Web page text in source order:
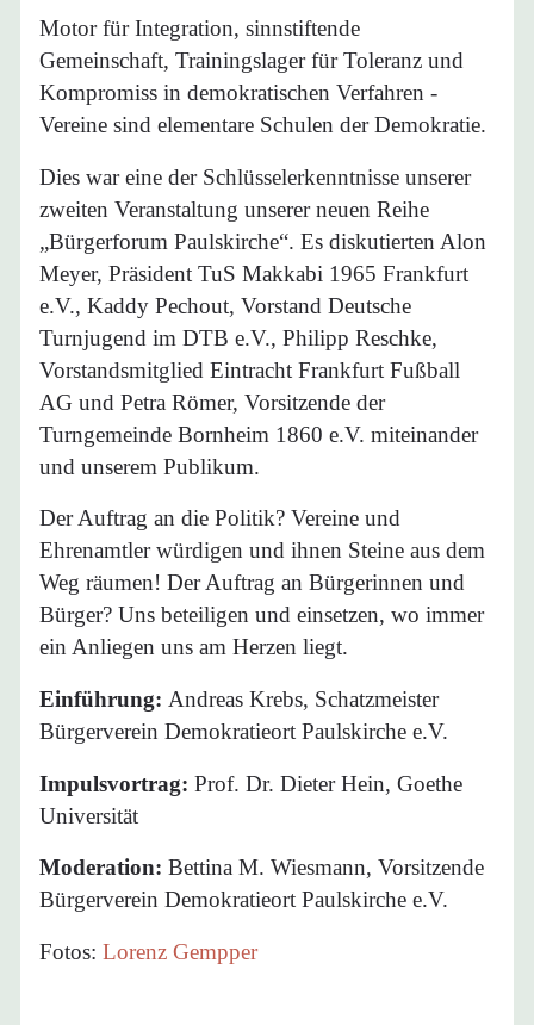
Motor für Integration, sinnstiftende
Gemeinschaft, Trainingslager für Toleranz und
Kompromiss in demokratischen Verfahren -
Vereine sind elementare Schulen der Demokratie.
Dies war eine der Schlüsselerkenntnisse unserer
zweiten Veranstaltung unserer neuen Reihe
„Bürgerforum Paulskirche“. Es diskutierten Alon
Meyer, Präsident TuS Makkabi 1965 Frankfurt
e.V., Kaddy Pechout, Vorstand Deutsche
Turnjugend im DTB e.V., Philipp Reschke,
Vorstandsmitglied Eintracht Frankfurt Fußball
AG und Petra Römer, Vorsitzende der
Turngemeinde Bornheim 1860 e.V. miteinander
und unserem Publikum.
Der Auftrag an die Politik? Vereine und
Ehrenamtler würdigen und ihnen Steine aus dem
Weg räumen! Der Auftrag an Bürgerinnen und
Bürger? Uns beteiligen und einsetzen, wo immer
ein Anliegen uns am Herzen liegt.
Einführung: Andreas Krebs, Schatzmeister
Bürgerverein Demokratieort Paulskirche e.V.
Impulsvortrag:Prof. Dr. Dieter Hein, Goethe
Universität
Moderation: Bettina M. Wiesmann, Vorsitzende
Bürgerverein Demokratieort Paulskirche e.V.
Fotos:Lorenz Gempper